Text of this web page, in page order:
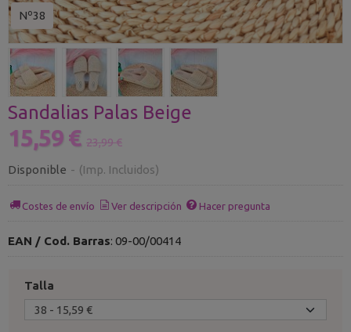
Nº38
Sandalias Palas Beige
15,59 € 23,99 €
Disponible - (Imp. Incluidos)
Costes de envío Ver descripción Hacer pregunta
EAN / Cod. Barras: 09-00/00414
Talla